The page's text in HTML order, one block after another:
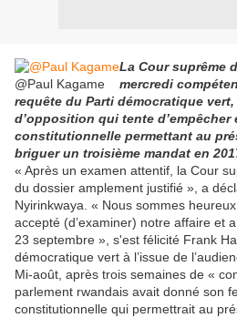
@Paul Kagame
La Cour suprême
mercredi
requête du Parti démocratique
d’opposition qui tente
constitutionnelle permettant au
briguer un troisième mandat en
« Après un examen attentif, la Cour
du dossier amplement justifié », a
Nyirinkwaya. « Nous sommes
accepté (d’examiner) notre affaire et
23 septembre », s'est félicité Frank
démocratique vert à l’issue de
Mi-août, après trois semaines de «
parlement rwandais avait donné son
constitutionnelle qui permettrait au